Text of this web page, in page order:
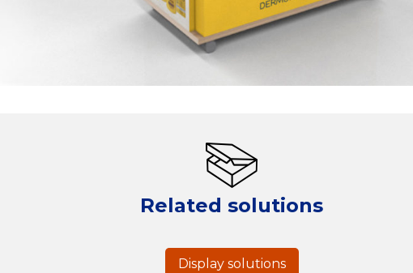
Related solutions
Display solutions